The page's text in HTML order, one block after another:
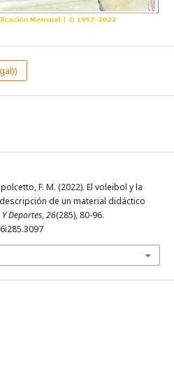
F. M. (2022). El voleibol y la
de un material didáctico
Deportes,26(285), 80-96.